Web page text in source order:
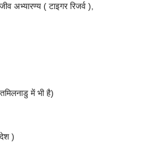
अभ्यारण्य ( टाइगर रिजर्व ),
में भी है)
)